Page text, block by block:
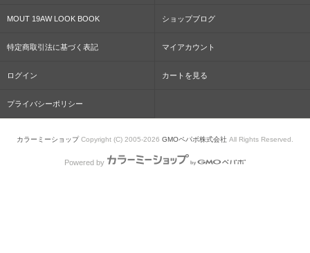
MOUT 19AW LOOK BOOK ショップブログ
特定商取引法に基づく表記 マイアカウント
ログイン カートを見る
プライバシーポリシー
カラーミーショップCopyright (C) 2005-2026 GMOペパボ株式会社 All Rights Reserved.
Powered by